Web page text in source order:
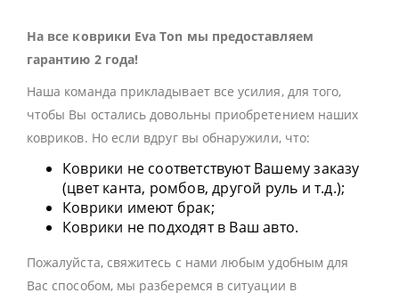
На все коврики Eva Ton мы предоставляем
гарантию 2 года!
Наша команда прикладывает все усилия, для того,
чтобы Вы остались довольны приобретением наших
ковриков. Но если вдруг вы обнаружили, что:
Коврики не соответствуют Вашему заказу
(цвет канта, ромбов, другой руль и т.д.);
Коврики имеют брак;
Коврики не подходят в Ваш авто.
Пожалуйста, свяжитесь с нами любым удобным для
Вас способом, мы разберемся в ситуации в